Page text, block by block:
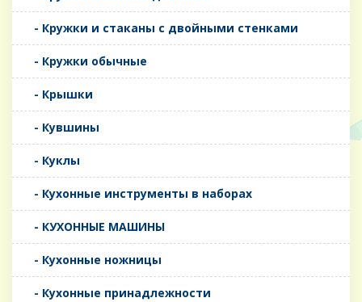
- Кружки и стаканы с двойными стенками
- Кружки обычные
- Крышки
- Кувшины
- Куклы
- Кухонные инструменты в наборах
- КУХОННЫЕ МАШИНЫ
- Кухонные ножницы
- Кухонные принадлежности